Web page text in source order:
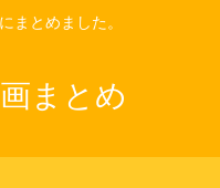
まとめました。
まとめ